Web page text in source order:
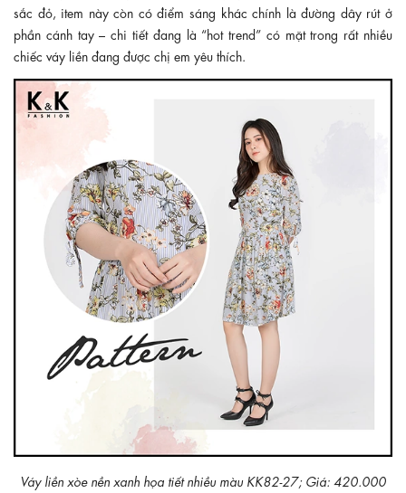
sắc đỏ, item này còn có điểm sáng khác chính là đường dây rút ở
phần cánh tay – chi tiết đang là “hot trend” có mặt trong rất nhiều
chiếc váy liền đang được chị em yêu thích.
Váy liền xòe nền xanh họa tiết nhiều màu KK82-27; Giá: 420.000